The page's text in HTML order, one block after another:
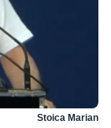
Stoica Marian